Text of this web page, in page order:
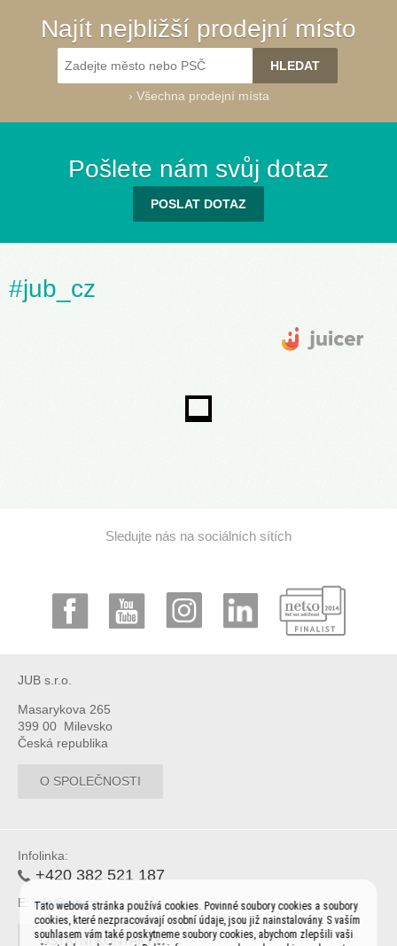
Najít nejbližší prodejní místo
› Všechna prodejní místa
Pošlete nám svůj dotaz
POSLAT DOTAZ
#jub_cz
Sledujte nás na sociálních sítích
JUB s.r.o.
Masarykova 265
399 00 Milevsko
Česká republika
O SPOLEČNOSTI
Infolinka:
+420 382 521 187
E: info@jub.cz
OSTATNÍ KONTAKTY
Tato webová stránka používá cookies. Povinné soubory cookies a soubory
cookies, které nezpracovávají osobní údaje, jsou již nainstalovány. S vaším
souhlasem vám také poskytneme soubory cookies, abychom zlepšili vaši